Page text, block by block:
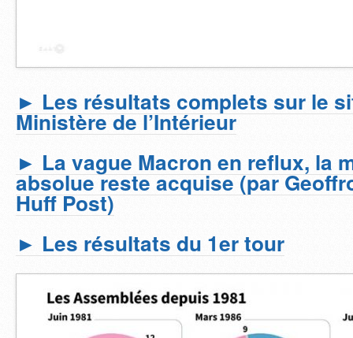
► Les résultats complets sur le
Ministère de l’Intérieur
► La vague Macron en reflux, la
absolue reste acquise (par
Huff Post)
► Les résultats du 1er tour